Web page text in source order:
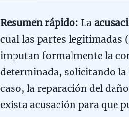
Resumen rápido: La
cual las partes legitimadas
imputan formalmente la
determinada, solicitando la
caso, la reparación del
exista acusación para que